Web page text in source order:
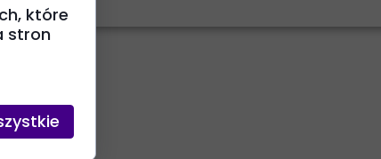
które
stron